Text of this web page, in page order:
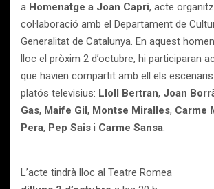
a Homenatge a Joan Capri, acte
col·laboració amb el Departament de
Generalitat de Catalunya. En aquest
lloc el pròxim 2 d’octubre, hi participaran
que havien compartit amb ell els
platós televisius: Lloll Bertran, Joan
Gas, Maife Gil, Montse Miralles, Carme
Pera, Pep Sais i Carme Sansa.
L’acte tindrà lloc al Teatre Romea